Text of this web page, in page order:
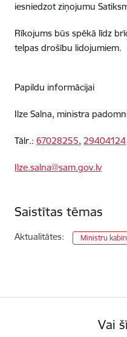
iesniedzot ziņojumu
Rīkojums būs spēkā līdz
telpas drošību lidojumiem.
Papildu informācijai
Ilze Salna, ministra
Tālr.:67028255,29404124
Ilze.salna@sam.gov.lv
Saistītas tēmas
Aktualitātes: Ministru
Vai